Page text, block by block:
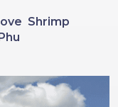
Shrimp